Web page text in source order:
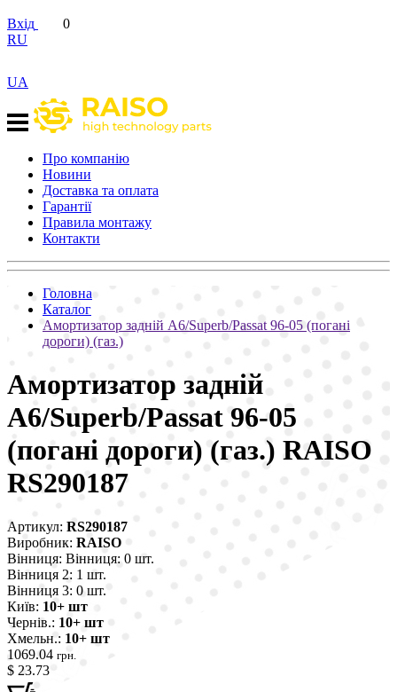
Вхід
0
RU
UA
Про компанію
Новини
Доставка та оплата
Гарантії
Правила монтажу
Контакти
Головна
Каталог
Амортизатор задній A6/Superb/Passat 96-05 (погані
дороги) (газ.)
Амортизатор задній
A6/Superb/Passat 96-05
(погані дороги) (газ.) RAISO
RS290187
Артикул: RS290187
Виробник: RAISO
Вінниця: Вінниця: 0 шт.
Вінниця 2: 1 шт.
Вінниця 3: 0 шт.
Київ: 10+ шт
Чернів.: 10+ шт
Хмельн.: 10+ шт
1069.04 грн.
$ 23.73